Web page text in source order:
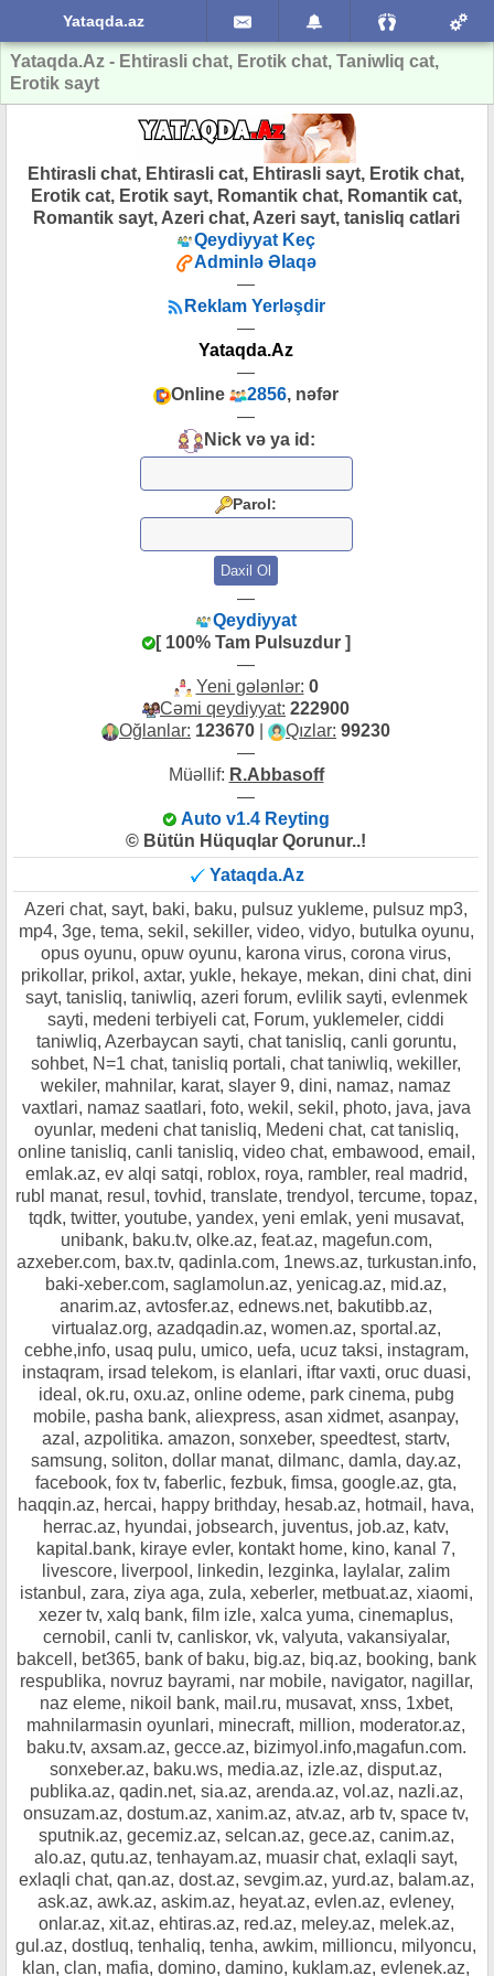
Yataqda.az
Yataqda.Az - Ehtirasli chat, Erotik chat, Taniwliq cat,
Erotik sayt
Ehtirasli chat, Ehtirasli cat, Ehtirasli sayt, Erotik chat,
Erotik cat, Erotik sayt, Romantik chat, Romantik cat,
Romantik sayt, Azeri chat, Azeri sayt, tanisliq catlari
Qeydiyyat Keç
Adminlə Əlaqə
—
Reklam Yerləşdir
—
Yataqda.Az
—
Online
2856, nəfər
—
Nick və ya id:
Parol:
—
Qeydiyyat
[ 100% Tam Pulsuzdur ]
—
Yeni gələnlər: 0
Cəmi qeydiyyat: 222900
Oğlanlar: 123670 Qızlar: 99230
—
Müəllif: R.Abbasoff
—
Auto v1.4 Reyting
© Bütün Hüquqlar Qorunur..!
Yataqda.Az
Azeri chat, sayt, baki, baku, pulsuz yukleme, pulsuz mp3,
mp4, 3ge, tema, sekil, sekiller, video, vidyo, butulka oyunu,
opus oyunu, opuw oyunu, karona virus, corona virus,
prikollar, prikol, axtar, yukle, hekaye, mekan, dini chat, dini
sayt, tanisliq, taniwliq, azeri forum, evlilik sayti, evlenmek
sayti, medeni terbiyeli cat, Forum, yuklemeler, ciddi
taniwliq, Azerbaycan sayti, chat tanisliq, canli goruntu,
sohbet, N=1 chat, tanisliq portali, chat taniwliq, wekiller,
wekiler, mahnilar, karat, slayer 9, dini, namaz, namaz
vaxtlari, namaz saatlari, foto, wekil, sekil, photo, java, java
oyunlar, medeni chat tanisliq, Medeni chat, cat tanisliq,
online tanisliq, canli tanisliq, video chat, embawood, email,
emlak.az, ev alqi satqi, roblox, roya, rambler, real madrid,
rubl manat, resul, tovhid, translate, trendyol, tercume, topaz,
tqdk, twitter, youtube, yandex, yeni emlak, yeni musavat,
unibank, baku.tv, olke.az, feat.az, magefun.com,
azxeber.com, bax.tv, qadinla.com, 1news.az, turkustan.info,
baki-xeber.com, saglamolun.az, yenicag.az, mid.az,
anarim.az, avtosfer.az, ednews.net, bakutibb.az,
virtualaz.org, azadqadin.az, women.az, sportal.az,
cebhe,info, usaq pulu, umico, uefa, ucuz taksi, instagram,
instaqram, irsad telekom, is elanlari, iftar vaxti, oruc duasi,
ideal, ok.ru, oxu.az, online odeme, park cinema, pubg
mobile, pasha bank, aliexpress, asan xidmet, asanpay,
azal, azpolitika. amazon, sonxeber, speedtest, startv,
samsung, soliton, dollar manat, dilmanc, damla, day.az,
facebook, fox tv, faberlic, fezbuk, fimsa, google.az, gta,
haqqin.az, hercai, happy brithday, hesab.az, hotmail, hava,
herrac.az, hyundai, jobsearch, juventus, job.az, katv,
kapital.bank, kiraye evler, kontakt home, kino, kanal 7,
livescore, liverpool, linkedin, lezginka, laylalar, zalim
istanbul, zara, ziya aga, zula, xeberler, metbuat.az, xiaomi,
xezer tv, xalq bank, film izle, xalca yuma, cinemaplus,
cernobil, canli tv, canliskor, vk, valyuta, vakansiyalar,
bakcell, bet365, bank of baku, big.az, biq.az, booking, bank
respublika, novruz bayrami, nar mobile, navigator, nagillar,
naz eleme, nikoil bank, mail.ru, musavat, xnss, 1xbet,
mahnilarmasin oyunlari, minecraft, million, moderator.az,
baku.tv, axsam.az, gecce.az, bizimyol.info,magafun.com.
sonxeber.az, baku.ws, media.az, izle.az, disput.az,
publika.az, qadin.net, sia.az, arenda.az, vol.az, nazli.az,
onsuzam.az, dostum.az, xanim.az, atv.az, arb tv, space tv,
sputnik.az, gecemiz.az, selcan.az, gece.az, canim.az,
alo.az, qutu.az, tenhayam.az, muasir chat, exlaqli sayt,
exlaqli chat, qan.az, dost.az, sevgim.az, yurd.az, balam.az,
ask.az, awk.az, askim.az, heyat.az, evlen.az, evleney,
onlar.az, xit.az, ehtiras.az, red.az, meley.az, melek.az,
gul.az, dostluq, tenhaliq, tenha, awkim, millioncu, milyoncu,
klan, clan, mafia, domino, damino, kuklam.az, evlenek.az,